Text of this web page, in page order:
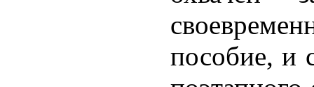
пособие, и